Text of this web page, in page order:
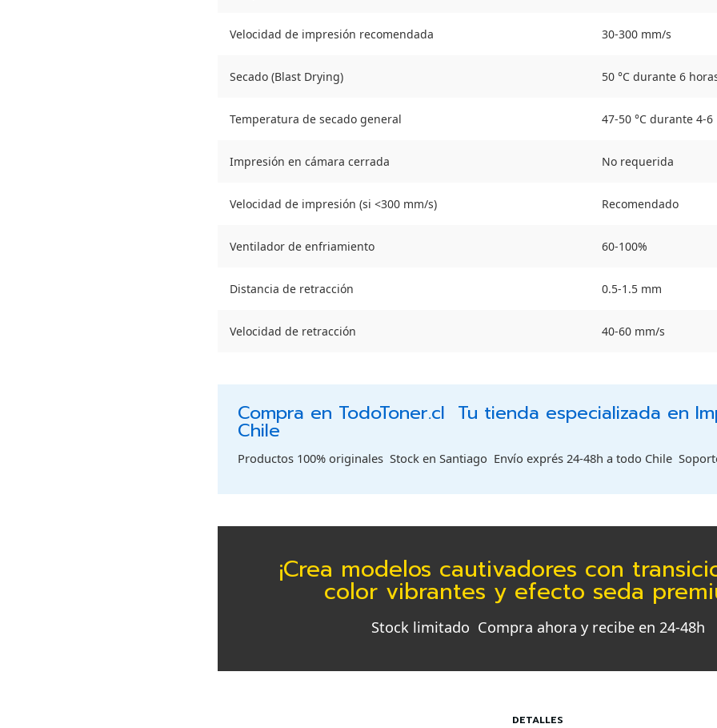
Velocidad de impresión recomendada 30-300 mm/s
Secado (Blast Drying) 50 °C durante 6
Temperatura de secado general 47-50 °C durante 4-6
Impresión en cámara cerrada No requerida
Velocidad de impresión (si <300 mm/s) Recomendado
Ventilador de enfriamiento 60-100%
Distancia de retracción 0.5-1.5 mm
Velocidad de retracción 40-60 mm/s
Compra en TodoToner.cl  Tu tienda especializada en
Chile
Productos 100% originales  Stock en Santiago  Envío exprés 24-48h a todo Chile 
¡Crea modelos cautivadores con
color vibrantes y efecto seda
Stock limitado  Compra ahora y recibe en 24-48h
DETALLES